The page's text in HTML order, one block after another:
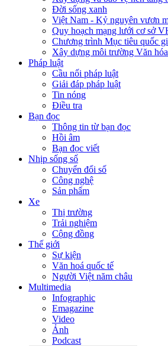
Đời sống xanh
Việt Nam - Kỷ nguyên vươn
Quy hoạch mạng lưới cơ sở
Chương trình Mục tiêu quốc
Xây dựng môi trường Văn
Pháp luật
Cầu nối pháp luật
Giải đáp pháp luật
Tin nóng
Điều tra
Bạn đọc
Thông tin từ bạn đọc
Hồi âm
Bạn đọc viết
Nhịp sống số
Chuyển đổi số
Công nghệ
Sản phẩm
Xe
Thị trường
Trải nghiệm
Cộng đồng
Thế giới
Sự kiện
Văn hoá quốc tế
Người Việt năm châu
Multimedia
Infographic
Emagazine
Video
Ảnh
Podcast